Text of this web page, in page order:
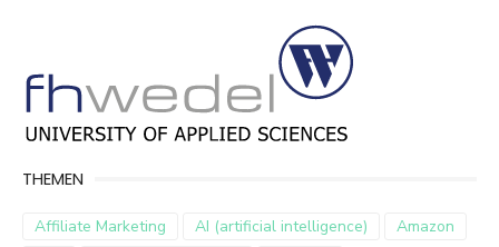
THEMEN
Affiliate Marketing AI (artificial intelligence) Amazon